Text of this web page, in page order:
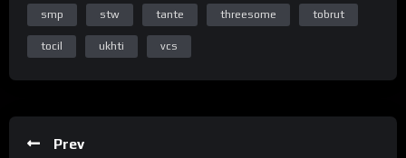
smp stw tante threesome tobrut
tocil ukhti vcs
Prev